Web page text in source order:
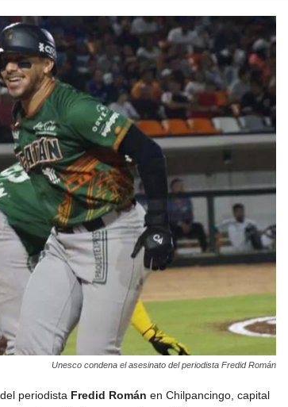
Unesco condena el asesinato del periodista Fredid Román
periodista Fredid Román en Chilpancingo, capital